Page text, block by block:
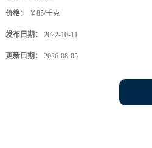
价格： ￥85/千克
发布日期： 2022-10-11
更新日期： 2026-08-05